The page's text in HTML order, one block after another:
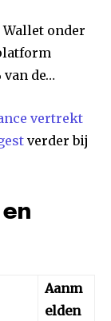
onder
de…
vertrekt
verder bij
Aanm
elden